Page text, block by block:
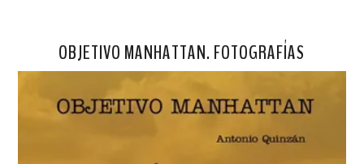
OBJETIVO MANHATTAN. FOTOGRAFÍAS